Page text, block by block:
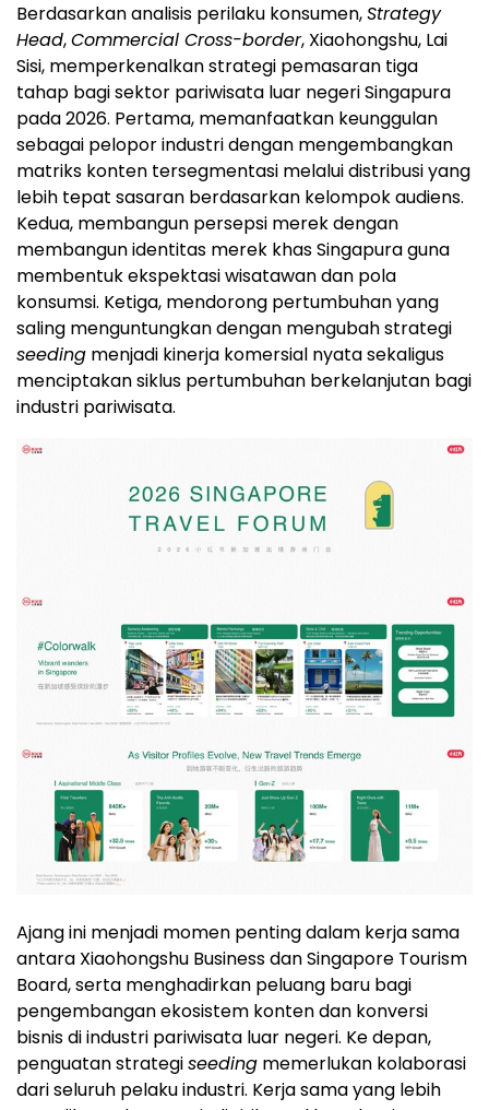
Berdasarkan analisis perilaku konsumen,Strategy
Head,Commercial Cross-border, Xiaohongshu, Lai
Sisi, memperkenalkan strategi pemasaran tiga
tahap bagi sektor pariwisata luar negeri Singapura
pada 2026. Pertama, memanfaatkan keunggulan
sebagai pelopor industri dengan mengembangkan
matriks konten tersegmentasi melalui distribusi yang
lebih tepat sasaran berdasarkan kelompok audiens.
Kedua, membangun persepsi merek dengan
membangun identitas merek khas Singapura guna
membentuk ekspektasi wisatawan dan pola
konsumsi. Ketiga, mendorong pertumbuhan yang
saling menguntungkan dengan mengubah strategi
seeding menjadi kinerja komersial nyata sekaligus
menciptakan siklus pertumbuhan berkelanjutan bagi
industri pariwisata.
Ajang ini menjadi momen penting dalam kerja sama
antara Xiaohongshu Business dan Singapore Tourism
Board, serta menghadirkan peluang baru bagi
pengembangan ekosistem konten dan konversi
bisnis di industri pariwisata luar negeri. Ke depan,
penguatan strategiseeding memerlukan kolaborasi
dari seluruh pelaku industri. Kerja sama yang lebih